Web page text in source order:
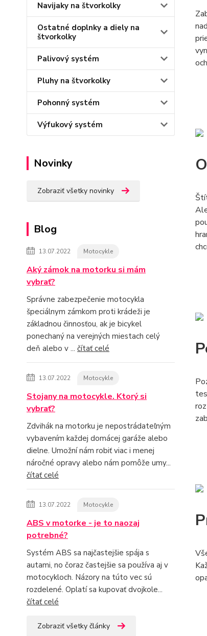
Navijaky na štvorkolky
Ostatné doplnky a diely na
štvorkolky
Palivový systém
Pluhy na štvorkolky
Pohonný systém
Výfukový systém
Novinky
Zobraziť všetky novinky
Blog
13.07.2022 Motocykle
Aký zámok na motorku si mám
vybrať?
Správne zabezpečenie motocykla
špeciálnym zámkom proti krádeži je
základnou činnosťou, ak je bicykel
ponechaný na verejných miestach celý
deň alebo v ... čítať celé
13.07.2022 Motocykle
Stojany na motocykle. Ktorý si
vybrať?
Zdvihák na motorku je nepostrádateľným
vybavením každej domácej garáže alebo
dielne. Umožní nám robiť viac i menej
náročné opravy alebo nám pomôže umy...
čítať celé
13.07.2022 Motocykle
ABS v motorke - je to naozaj
potrebné?
Systém ABS sa najčastejšie spája s
autami, no čoraz častejšie sa používa aj v
motocykloch. Názory na túto vec sú
rozdelené. Oplatí sa kupovať dvojkole...
čítať celé
Zobraziť všetky články